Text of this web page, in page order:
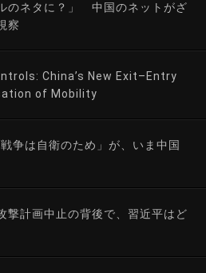
のネタに？」 中国のネットがざ
察
China’s New Exit–Entry
of Mobility
争は自衛のため」が、いま中国
撃計画中止の背後で、習近平はど